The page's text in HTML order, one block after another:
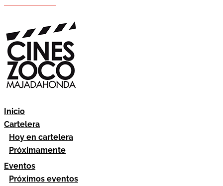
Inicio
Cartelera
Hoy en cartelera
Próximamente
Eventos
Próximos eventos